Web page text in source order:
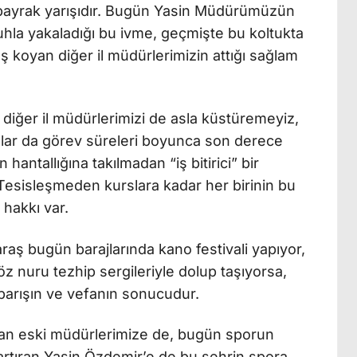
yarışıdır. Bugün Yasin Müdürümüzün
yakaladığı bu ivme, geçmişte bu koltukta
diğer il müdürlerimizin attığı sağlam
il müdürlerimizi de asla küstüremeyiz,
da görev süreleri boyunca son derece
takılmadan “iş bitirici” bir
kurslara kadar her birinin bu
var.
bugün barajlarında kano festivali yapıyor,
nuru tezhip sergileriyle dolup taşıyorsa,
ve vefanın sonucudur.
eski müdürlerimize de, bugün sporun